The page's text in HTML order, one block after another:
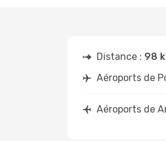
Distance : 98
Aéroports de
Aéroports de